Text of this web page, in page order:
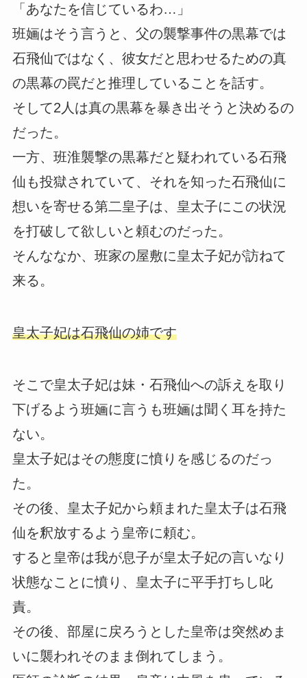
「あなたを信じているわ…」
班婳はそう言うと、父の襲撃事件の黒幕では
石飛仙ではなく、彼女だと思わせるための真
の黒幕の罠だと推理していることを話す。
そして2人は真の黒幕を暴き出そうと決めるの
だった。
一方、班淮襲撃の黒幕だと疑われている石飛
仙も投獄されていて、それを知った石飛仙に
想いを寄せる第二皇子は、皇太子にこの状況
を打破して欲しいと頼むのだった。
そんななか、班家の屋敷に皇太子妃が訪ねて
来る。
皇太子妃は石飛仙の姉です
そこで皇太子妃は妹・石飛仙への訴えを取り
下げるよう班婳に言うも班婳は聞く耳を持た
ない。
皇太子妃はその態度に憤りを感じるのだっ
た。
その後、皇太子妃から頼まれた皇太子は石飛
仙を釈放するよう皇帝に頼む。
すると皇帝は我が息子が皇太子妃の言いなり
状態なことに憤り、皇太子に平手打ちし叱
責。
その後、部屋に戻ろうとした皇帝は突然めま
いに襲われそのまま倒れてしまう。